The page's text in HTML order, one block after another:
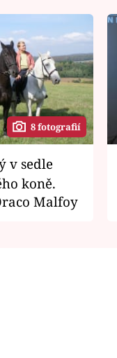
8 fotografií
koně.
Malfoy